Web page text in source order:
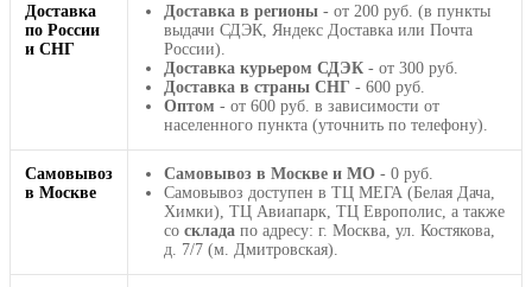
Доставка
по России
и СНГ
Доставка в регионы - от 200 руб. (в пункты
выдачи СДЭК, Яндекс Доставка или Почта
России).
Доставка курьером СДЭК - от 300 руб.
Доставка в страны СНГ - 600 руб.
Оптом - от 600 руб. в зависимости от
населенного пункта (уточнить по телефону).
Самовывоз
в Москве
Самовывоз в Москве и МО - 0 руб.
Самовывоз доступен в ТЦ МЕГА (Белая Дача,
Химки), ТЦ Авиапарк, ТЦ Европолис, а также
со склада по адресу: г. Москва, ул. Костякова,
д. 7/7 (м. Дмитровская).